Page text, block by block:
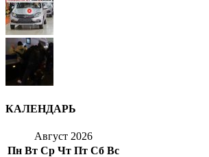
КАЛЕНДАРЬ
Август 2026
Пн Вт Ср Чт Пт Сб Вс